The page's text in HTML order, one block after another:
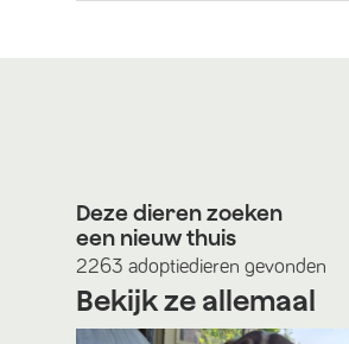
Deze dieren zoeken
een nieuw thuis
2263 adoptiedieren gevonden
Bekijk ze allemaal